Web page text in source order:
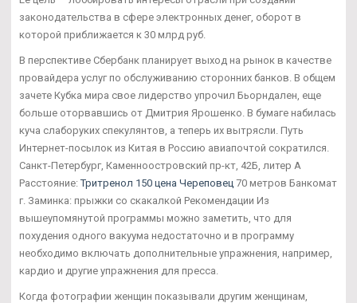
законодательства в сфере электронных денег, оборот в
которой приближается к 30 млрд руб.
В перспективе Сбербанк планирует выход на рынок в качестве
провайдера услуг по обслуживанию сторонних банков. В общем
зачете Кубка мира свое лидерство упрочил Бьорндален, еще
больше оторвавшись от Дмитрия Ярошенко. В бумаге набилась
куча слаборуких спекулянтов, а теперь их вытрясли. Путь
Интернет-посылок из Китая в Россию авиапочтой сократился.
Санкт-Петербург, Каменноостровский пр-кт, 42Б, литер А
Расстояние:Тритренол 150 цена Череповец 70 метров Банкомат
г. Заминка: прыжки со скакалкой Рекомендации Из
вышеупомянутой программы можно заметить, что для
похудения одного вакуума недостаточно и в программу
необходимо включать дополнительные упражнения, например,
кардио и другие упражнения для пресса.
Когда фотографии женщин показывали другим женщинам,